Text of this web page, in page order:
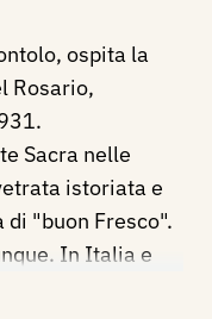
ospita la
Rosario,
Sacra nelle
istoriata e
"buon Fresco".
In Italia e
Americhe e ad